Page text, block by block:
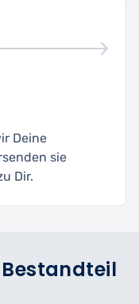
Deine
sie
Dir.